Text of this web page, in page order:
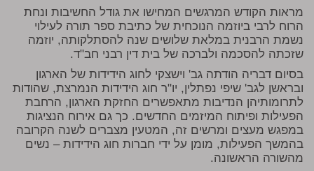
מראות הקודש המרגשים המחישו את גודל החשיבות ונחת
הרוח לרבי ביוזמה הנוכחית של כתיבת ספר תורה לעילוי
נשמת הרבנית במלאת שלושים שנה להסתלקותה, יוזמה
שזכתה להסכמה ולברכה של בית דין רבני חב"ד.
בסיום דבריה הודתה גב' וישצקי לחוג הידידות של הארגון
ובראשן לגב' שיפי נפתלין, יו"ר חוג הידידות הנמרצת, שהודות
לתרומותיהן הנדיבות מתאפשרים החזקת הארגון, הרחבת
הפעילות ופיתוח המיזמים החדשים. כך גם אירוח הנציגות
במפגש מעצים ומרשים זה, המטעין מצברים לשנה הקרובה
בהמשך הפעילות, מומן על ידי חברות חוג הידידות – נשים
מהשורה הראשונה.